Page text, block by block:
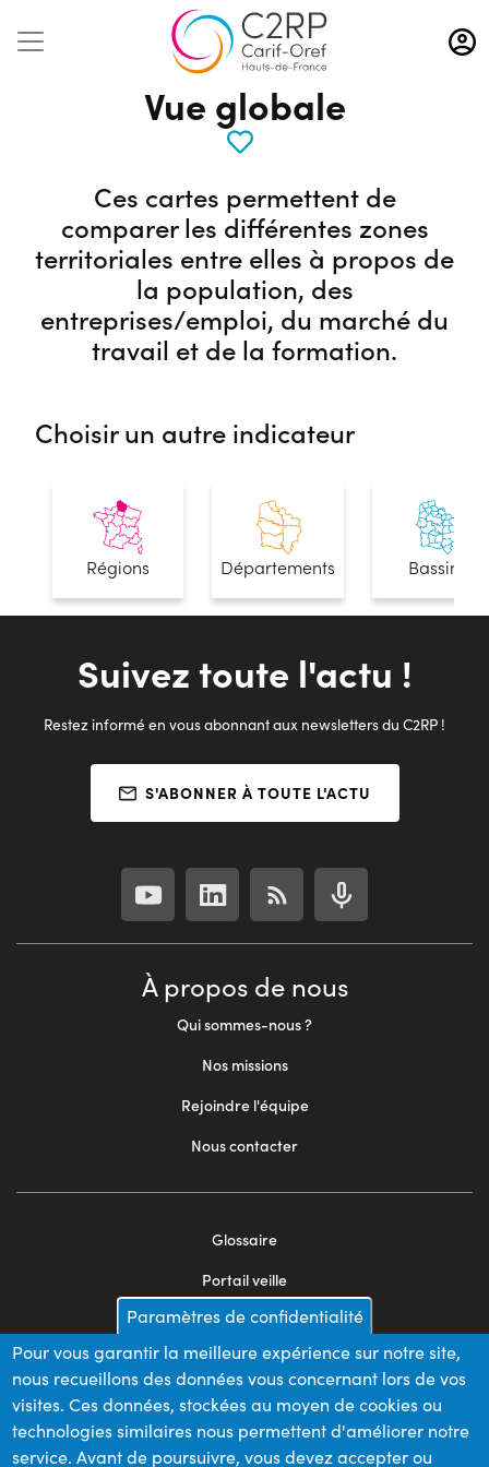
Aller
au
contenu
principal
Vue globale
Ces cartes permettent de
comparer les différentes zones
territoriales entre elles à propos de
la population, des
entreprises/emploi, du marché du
travail et de la formation.
Choisir un autre indicateur
Régions Départements Bassins
Suivez toute l'actu !
Restez informé en vous abonnant aux newsletters du C2RP !
S'ABONNER À TOUTE L'ACTU
À propos de nous
Qui sommes-nous ?
Nos missions
Rejoindre l'équipe
Nous contacter
2
Glossaire
Portail veille
Mentions légales
Appels d'offres
Plan du site
Paramètres de confidentialité
Pour vous garantir la meilleure expérience sur notre site,
nous recueillons des données vous concernant lors de vos
visites. Ces données, stockées au moyen de cookies ou
technologies similaires nous permettent d'améliorer notre
service. Avant de poursuivre, vous devez accepter ou